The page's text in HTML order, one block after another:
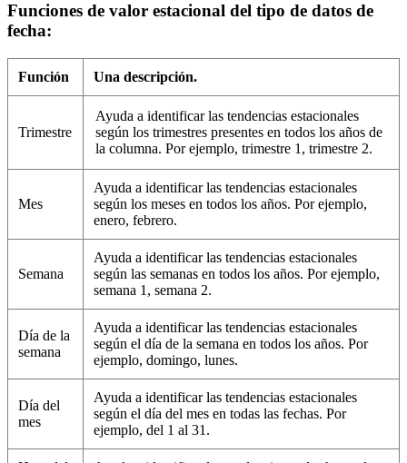
Funciones de valor estacional del tipo de datos de
fecha:
Función Una descripción.
Trimestre
Ayuda a identificar las tendencias estacionales
según los trimestres presentes en todos los años de
la columna. Por ejemplo, trimestre 1, trimestre 2.
Mes
Ayuda a identificar las tendencias estacionales
según los meses en todos los años. Por ejemplo,
enero, febrero.
Semana
Ayuda a identificar las tendencias estacionales
según las semanas en todos los años. Por ejemplo,
semana 1, semana 2.
Día de la
semana
Ayuda a identificar las tendencias estacionales
según el día de la semana en todos los años. Por
ejemplo, domingo, lunes.
Día del
mes
Ayuda a identificar las tendencias estacionales
según el día del mes en todas las fechas. Por
ejemplo, del 1 al 31.